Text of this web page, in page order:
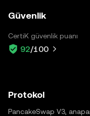
Güvenlik
CertiK güvenlik puanı
92/100
Protokol
PancakeSwap V3,